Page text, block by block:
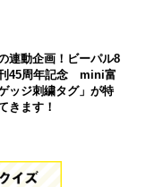
連動企画！ビーパル8
45周年記念 mini富
ッジ刺繍タグ」が特
きます！